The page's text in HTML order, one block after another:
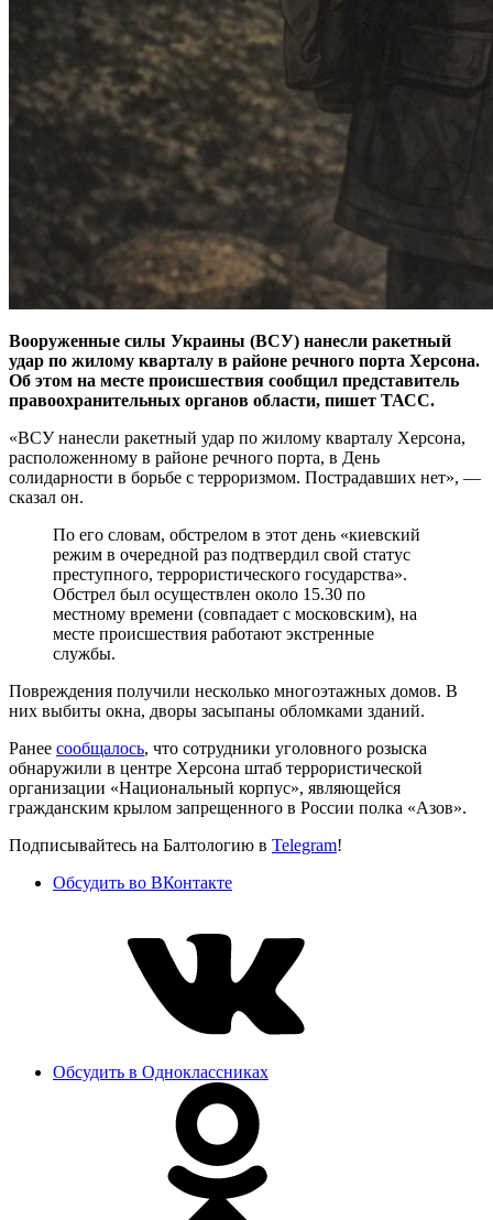
Вооруженные силы Украины (ВСУ) нанесли ракетный
удар по жилому кварталу в районе речного порта Херсона.
Об этом на месте происшествия сообщил представитель
правоохранительных органов области, пишет ТАСС.
«ВСУ нанесли ракетный удар по жилому кварталу Херсона,
расположенному в районе речного порта, в День
солидарности в борьбе с терроризмом. Пострадавших нет», —
сказал он.
По его словам, обстрелом в этот день «киевский
режим в очередной раз подтвердил свой статус
преступного, террористического государства».
Обстрел был осуществлен около 15.30 по
местному времени (совпадает с московским), на
месте происшествия работают экстренные
службы.
Повреждения получили несколько многоэтажных домов. В
них выбиты окна, дворы засыпаны обломками зданий.
Ранее сообщалось, что сотрудники уголовного розыска
обнаружили в центре Херсона штаб террористической
организации «Национальный корпус», являющейся
гражданским крылом запрещенного в России полка «Азов».
Подписывайтесь на Балтологию в Telegram!
Обсудить во ВКонтакте
Обсудить в Одноклассниках